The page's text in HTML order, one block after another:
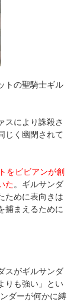
トの聖騎士ギル
スにより誅殺さ
じく幽閉されて
をビビアンが創
た。ギルサンダ
ために表向きは
捕まえるために
スがギルサンダ
りも強い」とい
ダーが何かに縛